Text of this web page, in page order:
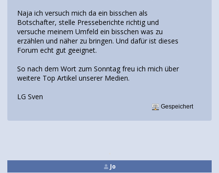
Naja ich versuch mich da ein bisschen als
Botschafter, stelle Presseberichte richtig und
versuche meinem Umfeld ein bisschen was zu
erzählen und näher zu bringen. Und dafür ist dieses
Forum echt gut geeignet.
So nach dem Wort zum Sonntag freu ich mich über
weitere Top Artikel unserer Medien.
LG Sven
Gespeichert
Jo